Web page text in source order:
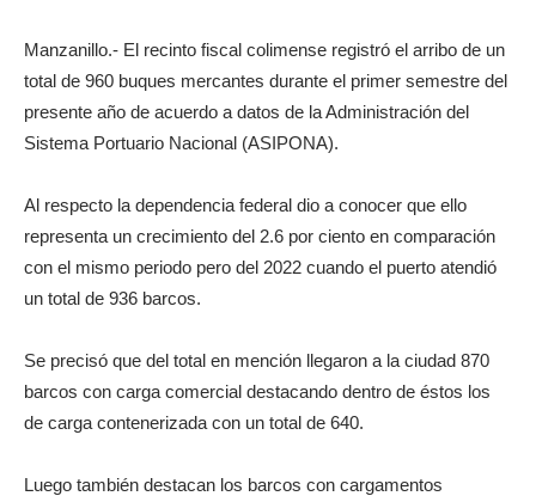
Manzanillo.- El recinto fiscal colimense registró el arribo de un
total de 960 buques mercantes durante el primer semestre del
presente año de acuerdo a datos de la Administración del
Sistema Portuario Nacional (ASIPONA).
Al respecto la dependencia federal dio a conocer que ello
representa un crecimiento del 2.6 por ciento en comparación
con el mismo periodo pero del 2022 cuando el puerto atendió
un total de 936 barcos.
Se precisó que del total en mención llegaron a la ciudad 870
barcos con carga comercial destacando dentro de éstos los
de carga contenerizada con un total de 640.
Luego también destacan los barcos con cargamentos